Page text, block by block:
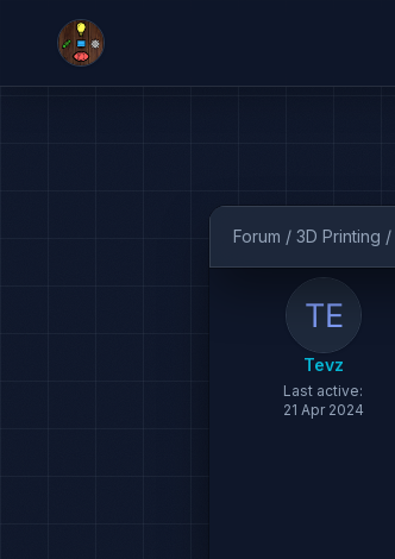
Forum / 3D Printing /
Tevz
Last active:
21 Apr 2024